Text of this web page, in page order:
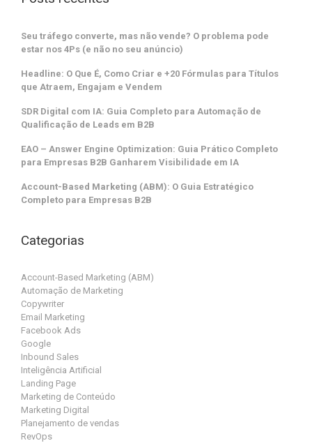
Seu tráfego converte, mas não vende? O problema pode
estar nos 4Ps (e não no seu anúncio)
Headline: O Que É, Como Criar e +20 Fórmulas para Títulos
que Atraem, Engajam e Vendem
SDR Digital com IA: Guia Completo para Automação de
Qualificação de Leads em B2B
EAO – Answer Engine Optimization: Guia Prático Completo
para Empresas B2B Ganharem Visibilidade em IA
Account-Based Marketing (ABM): O Guia Estratégico
Completo para Empresas B2B
Categorias
Account-Based Marketing (ABM)
Automação de Marketing
Copywriter
Email Marketing
Facebook Ads
Google
Inbound Sales
Inteligência Artificial
Landing Page
Marketing de Conteúdo
Marketing Digital
Planejamento de vendas
RevOps